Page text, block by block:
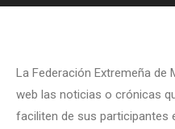
La Federación Extremeña
web las noticias o crónicas
faciliten de sus participantes